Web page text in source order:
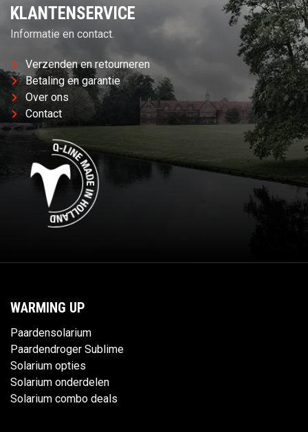
KLANTENSERVICE
Informatie en contact.
Verzenden en retourneren
Betaling en garantie
Over ons
Contact
WARMING UP
Paardensolarium
Paardendroger Sublime
Solarium opties
Solarium onderdelen
Solarium combo deals